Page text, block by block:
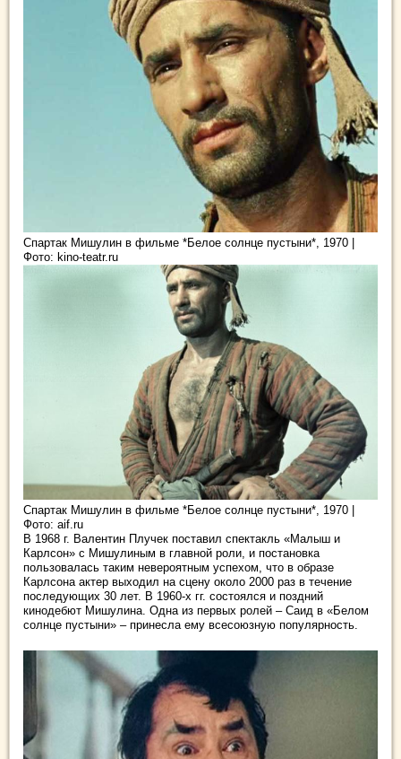
Спартак Мишулин в фильме *Белое солнце пустыни*, 1970 |
Фото: kino-teatr.ru
Спартак Мишулин в фильме *Белое солнце пустыни*, 1970 |
Фото: aif.ru
В 1968 г. Валентин Плучек поставил спектакль «Малыш и
Карлсон» с Мишулиным в главной роли, и постановка
пользовалась таким невероятным успехом, что в образе
Карлсона актер выходил на сцену около 2000 раз в течение
последующих 30 лет. В 1960-х гг. состоялся и поздний
кинодебют Мишулина. Одна из первых ролей – Саид в «Белом
солнце пустыни» – принесла ему всесоюзную популярность.